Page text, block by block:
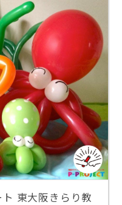
東大阪きらり教